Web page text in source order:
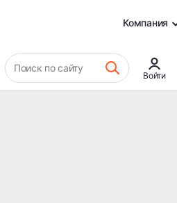
Компания
Поиск по сайту
Войти